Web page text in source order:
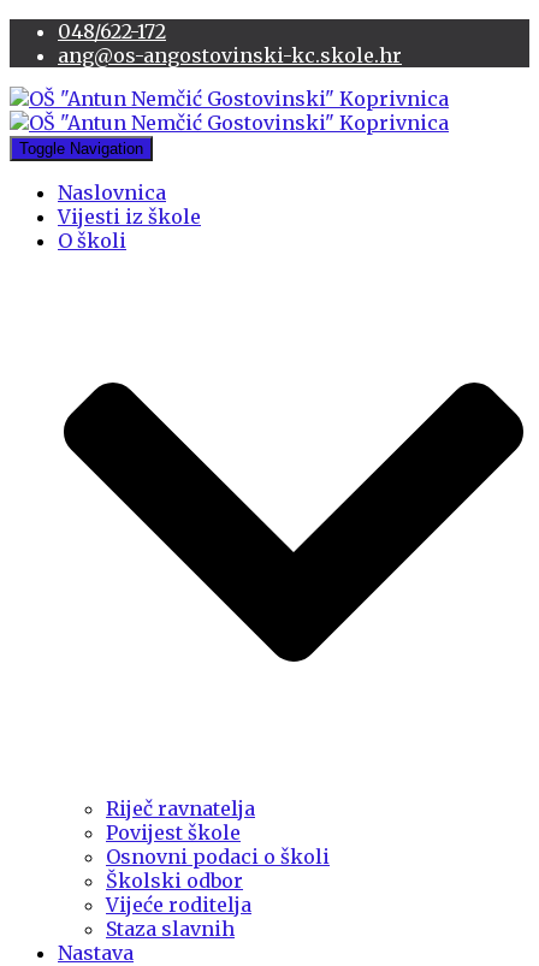
048/622-172
ang@os-angostovinski-kc.skole.hr
Toggle Navigation
Naslovnica
Vijesti iz škole
O školi
Riječ ravnatelja
Povijest škole
Osnovni podaci o školi
Školski odbor
Vijeće roditelja
Staza slavnih
Nastava